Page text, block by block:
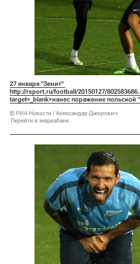
http://rsport.ru/football/20150127/
target=_blank>нанес поражение польской
© РИА Новости / Александар Джорович
Перейти в медиабанк